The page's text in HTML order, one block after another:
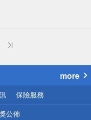
more
保險服務
公佈